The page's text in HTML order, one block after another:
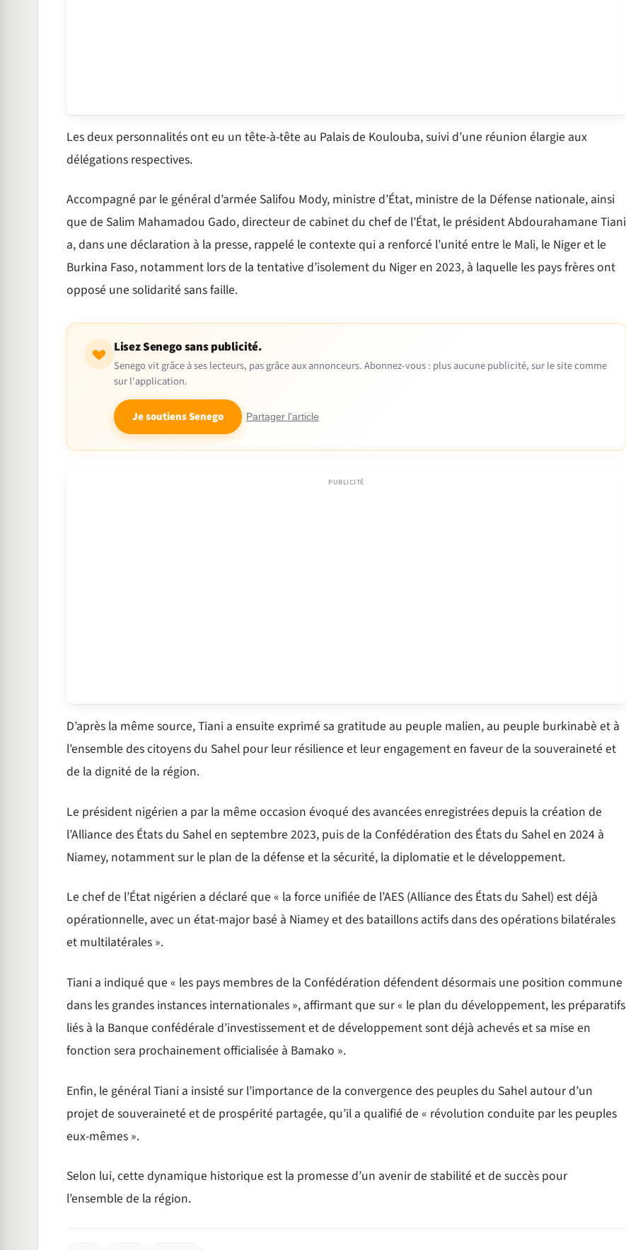
Les deux personnalités ont eu un tête-à-tête au Palais de Koulouba, suivi d’une réunion élargie aux
délégations respectives.
Accompagné par le général d’armée Salifou Mody, ministre d’État, ministre de la Défense nationale, ainsi
que de Salim Mahamadou Gado, directeur de cabinet du chef de l’État, le président Abdourahamane Tiani
a, dans une déclaration à la presse, rappelé le contexte qui a renforcé l’unité entre le Mali, le Niger et le
Burkina Faso, notamment lors de la tentative d’isolement du Niger en 2023, à laquelle les pays frères ont
opposé une solidarité sans faille.
Lisez Senego sans publicité.
Senego vit grâce à ses lecteurs, pas grâce aux annonceurs. Abonnez-vous : plus aucune publicité, sur le site comme
sur l'application.
Je soutiens Senego Partager l'article
D’après la même source, Tiani a ensuite exprimé sa gratitude au peuple malien, au peuple burkinabè et à
l’ensemble des citoyens du Sahel pour leur résilience et leur engagement en faveur de la souveraineté et
de la dignité de la région.
Le président nigérien a par la même occasion évoqué des avancées enregistrées depuis la création de
l’Alliance des États du Sahel en septembre 2023, puis de la Confédération des États du Sahel en 2024 à
Niamey, notamment sur le plan de la défense et la sécurité, la diplomatie et le développement.
Le chef de l’État nigérien a déclaré que « la force unifiée de l’AES (Alliance des États du Sahel) est déjà
opérationnelle, avec un état-major basé à Niamey et des bataillons actifs dans des opérations bilatérales
et multilatérales ».
Tiani a indiqué que « les pays membres de la Confédération défendent désormais une position commune
dans les grandes instances internationales », affirmant que sur « le plan du développement, les préparatifs
liés à la Banque confédérale d’investissement et de développement sont déjà achevés et sa mise en
fonction sera prochainement officialisée à Bamako ».
Enfin, le général Tiani a insisté sur l’importance de la convergence des peuples du Sahel autour d’un
projet de souveraineté et de prospérité partagée, qu’il a qualifié de « révolution conduite par les peuples
eux-mêmes ».
Selon lui, cette dynamique historique est la promesse d’un avenir de stabilité et de succès pour
l’ensemble de la région.